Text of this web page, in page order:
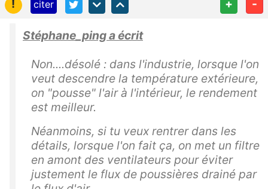
!
citer + -
Stéphane_ping a écrit
Non....désolé : dans l'industrie, lorsque l'on
veut descendre la température extérieure,
on "pousse" l'air à l'intérieur, le rendement
est meilleur.
Néanmoins, si tu veux rentrer dans les
détails, lorsque l'on fait ça, on met un filtre
en amont des ventilateurs pour éviter
justement le flux de poussières drainé par